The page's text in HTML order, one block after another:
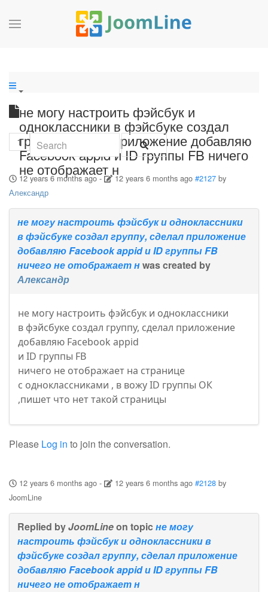
не могу настроить фэйсбук и
одноклассники в фэйсбуке создал
группу, сделал приложение добавляю
Facebook appid и ID группы FB ничего
не отображает н
1
12 years 6 months ago- 12 years 6 months ago #2127 by
Александр
не могу настроить фэйсбук и одноклассники
в фэйсбуке создал группу, сделал приложение
добавляю Facebook appid и ID группы FB
ничего не отображает нwas created by
Александр
не могу настроить фэйсбук и одноклассники
в фэйсбуке создал группу, сделал приложение
добавляю Facebook appid
и ID группы FB
ничего не отображает на странице
с одноклассниками , в вожу ID группы ОК
,пишет что нет такой страницы
Please Log in to join the conversation.
12 years 6 months ago- 12 years 6 months ago #2128 by
JoomLine
Replied byJoomLineon topic не могу
настроить фэйсбук и одноклассники в
фэйсбуке создал группу, сделал приложение
добавляю Facebook appid и ID группы FB
ничего не отображает н